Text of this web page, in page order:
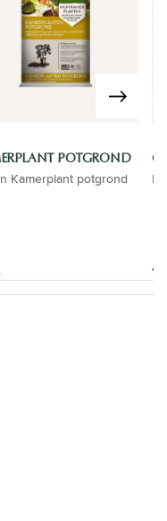
POTGROND
Kamerplant potgrond